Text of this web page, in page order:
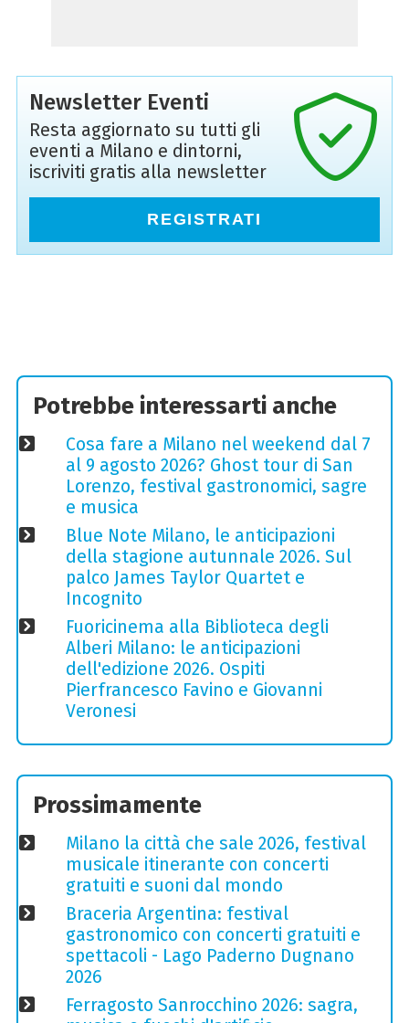
Newsletter Eventi
Resta aggiornato su tutti gli
eventi a Milano e dintorni,
iscriviti gratis alla newsletter
REGISTRATI
Potrebbe interessarti anche
Cosa fare a Milano nel weekend dal 7
al 9 agosto 2026? Ghost tour di San
Lorenzo, festival gastronomici, sagre
e musica
Blue Note Milano, le anticipazioni
della stagione autunnale 2026. Sul
palco James Taylor Quartet e
Incognito
Fuoricinema alla Biblioteca degli
Alberi Milano: le anticipazioni
dell'edizione 2026. Ospiti
Pierfrancesco Favino e Giovanni
Veronesi
Prossimamente
Milano la città che sale 2026, festival
musicale itinerante con concerti
gratuiti e suoni dal mondo
Braceria Argentina: festival
gastronomico con concerti gratuiti e
spettacoli - Lago Paderno Dugnano
2026
Ferragosto Sanrocchino 2026: sagra,